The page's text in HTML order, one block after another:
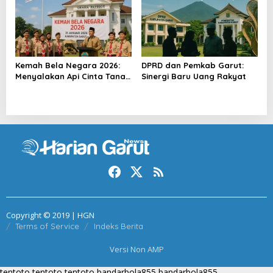
Kemah Bela Negara 2026:
Menyalakan Api Cinta Tanah
DPRD dan Pemkab Garut:
Sinergi Baru Uang Rakyat
Copyright © 2019 | HGN
Terms of Service Indeks Berita
Versi Non AMP